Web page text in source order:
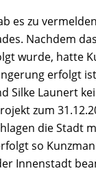
es zu
Nachdem
wurde, hatte
erfolgt
Silke Launert
zum
die Stadt
so
Innenstadt